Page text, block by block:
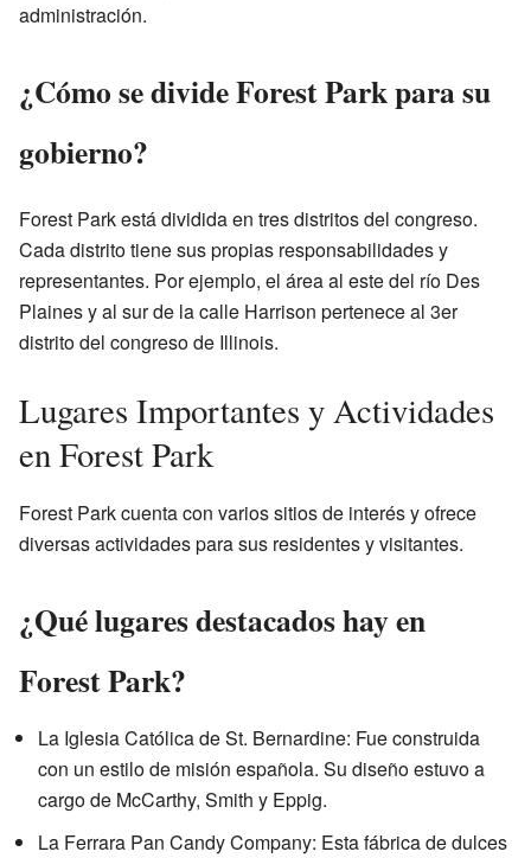
administración.
¿Cómo se divide Forest Park para su
gobierno?
Forest Park está dividida en tres distritos del congreso.
Cada distrito tiene sus propias responsabilidades y
representantes. Por ejemplo, el área al este del río Des
Plaines y al sur de la calle Harrison pertenece al 3er
distrito del congreso de Illinois.
Lugares Importantes y Actividades
en Forest Park
Forest Park cuenta con varios sitios de interés y ofrece
diversas actividades para sus residentes y visitantes.
¿Qué lugares destacados hay en
Forest Park?
La Iglesia Católica de St. Bernardine: Fue construida
con un estilo de misión española. Su diseño estuvo a
cargo de McCarthy, Smith y Eppig.
La Ferrara Pan Candy Company: Esta fábrica de dulces